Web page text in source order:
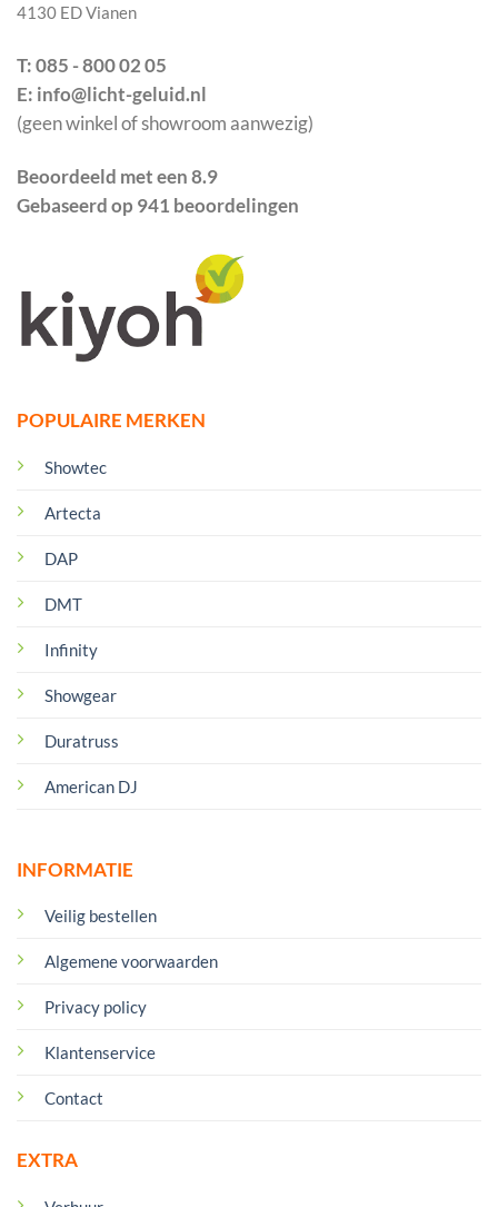
POPULAIRE MERKEN
Showtec
Artecta
DAP
DMT
Infinity
Showgear
Duratruss
American DJ
INFORMATIE
Veilig bestellen
Algemene voorwaarden
Privacy policy
Klantenservice
Contact
EXTRA
4130 ED Vianen
T: 085 - 800 02 05
E: info@licht-geluid.nl
(geen winkel of showroom aanwezig)
Beoordeeld met een 8.9
Gebaseerd op 941 beoordelingen